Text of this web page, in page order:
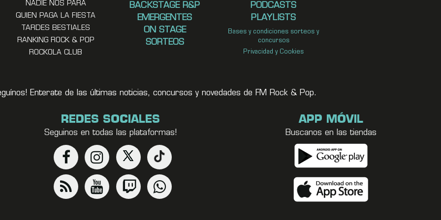
NADIE NOS PARA
QUIEN PAGA LA FIESTA
TARDES BESTIALES
RANKING ROCK & POP
ROCKOLA CLUB
BACKSTAGE R&P
EMERGENTES
ON STAGE
SORTEOS
PODCASTS
PLAYLISTS
Bases y condiciones sorteos y
concursos
Privacidad y Cookies
Enterate de las últimas noticias, concursos y novedades de FM Rock & Pop.
REDES SOCIALES
Seguinos en todas las plataformas!
APP MÓVIL
Buscanos en las tiendas